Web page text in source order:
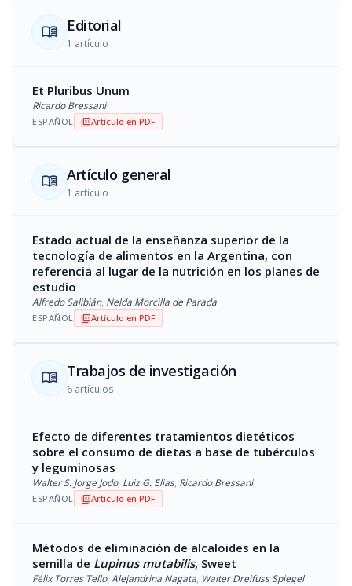
menu_book Editorial
1 artículo
Et Pluribus Unum
Ricardo Bressani
ESPAÑOL picture_as_pdfArtículo en PDF
menu_book Artículo general
1 artículo
Estado actual de la enseñanza superior de la
tecnología de alimentos en la Argentina, con
referencia al lugar de la nutrición en los planes de
estudio
Alfredo Salibián, Nelda Morcilla de Parada
ESPAÑOL picture_as_pdfArtículo en PDF
menu_book Trabajos de investigación
6 artículos
Efecto de diferentes tratamientos dietéticos
sobre el consumo de dietas a base de tubérculos
y leguminosas
Walter S. Jorge Jodo, Luiz G. Elias, Ricardo Bressani
ESPAÑOL picture_as_pdfArtículo en PDF
Métodos de eliminación de alcaloides en la
semilla de Lupinus mutabilis, Sweet
Félix Torres Tello, Alejandrina Nagata, Walter Dreifuss Spiegel